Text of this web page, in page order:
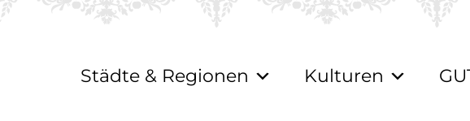
Städte & Regionen Kulturen